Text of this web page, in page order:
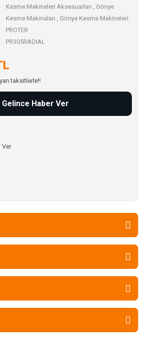
Kesme Makineleri Aksesuarları , Gönye
Kesme Makinaları , Gönye Kesme Makineleri
PROTER
PR305RADIAL
taksitlerle!!
Gelince Haber Ver
Ver